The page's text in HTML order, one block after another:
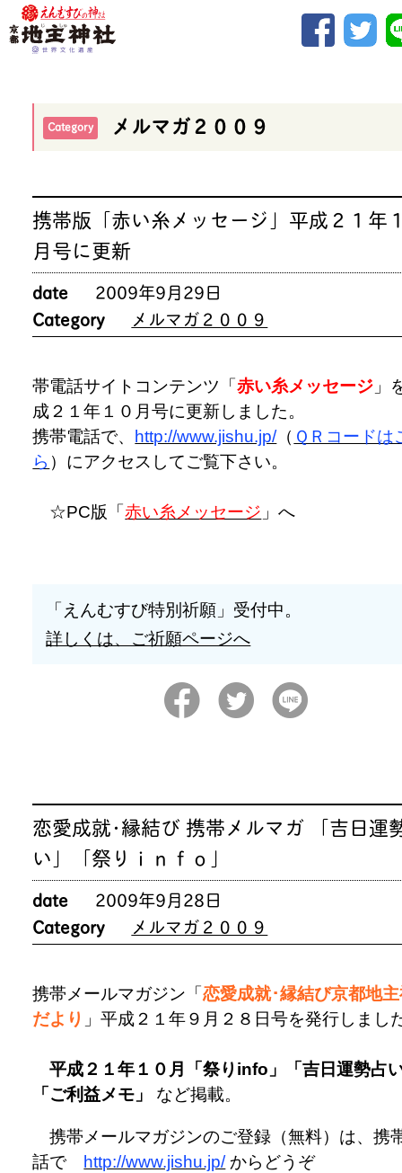
Category メルマガ２００９
携帯版「赤い糸メッセージ」平成２１年
月号に更新
date
2009年9月29日
Category
メルマガ２００９
帯電話サイトコンテンツ「赤い糸メッセージ 」
成２１年１０月号に更新しました。
携帯電話で、 http://www.jishu.jp/（ ＱＲコードは
ら ）にアクセスしてご覧下さい。
☆PC版「赤い糸メッセージ 」へ
「えんむすび特別祈願」受付中。
詳しくは、ご祈願ページへ
恋愛成就･縁結び 携帯メルマガ 「吉日運
い」「祭りｉｎｆｏ」
date
2009年9月28日
Category
メルマガ２００９
携帯メールマガジン「恋愛成就･縁結び京都地
だより 」平成２１年９月２８日号を発行しまし
平成２１年１０月「祭りinfo」「吉日運勢占
「ご利益メモ」
など掲載。
携帯メールマガジンのご登録（無料）は、携
話で http://www.jishu.jp/からどうぞ